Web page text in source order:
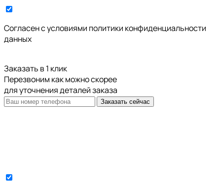
Cогласен с условиями политики конфиденциальности
данных
Заказать в 1 клик
Перезвоним как можно скорее
для уточнения деталей заказа
Заказать сейчас